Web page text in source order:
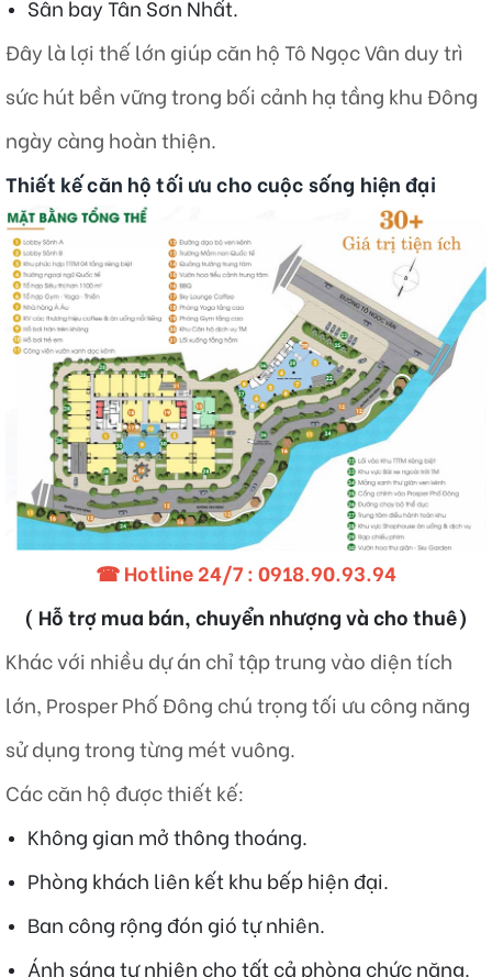
Sân bay Tân Sơn Nhất.
Đây là lợi thế lớn giúp căn hộ Tô Ngọc Vân duy trì
sức hút bền vững trong bối cảnh hạ tầng khu Đông
ngày càng hoàn thiện.
Thiết kế căn hộ tối ưu cho cuộc sống hiện đại
☎ Hotline 24/7 :0918.90.93.94
( Hỗ trợ mua bán, chuyển nhượng và cho thuê)
Khác với nhiều dự án chỉ tập trung vào diện tích
lớn, Prosper Phố Đông chú trọng tối ưu công năng
sử dụng trong từng mét vuông.
Các căn hộ được thiết kế:
Không gian mở thông thoáng.
Phòng khách liên kết khu bếp hiện đại.
Ban công rộng đón gió tự nhiên.
Ánh sáng tự nhiên cho tất cả phòng chức năng.